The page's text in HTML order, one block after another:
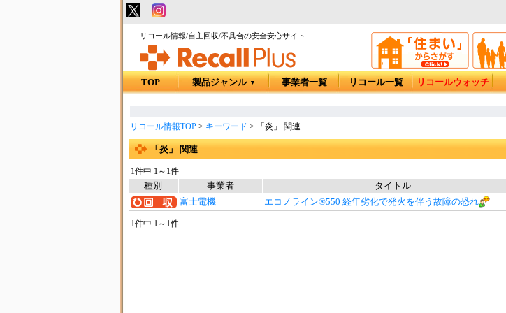
リコール情報/自主回収/不具合の安全安心サイト
TOP 製品ジャンル ▼ 事業者一覧 リコール一覧 リコールウォッチ
リコール情報TOP> キーワード > 「炎」 関連
「炎」 関連
1件中 1～1件
種別 事業者 タイトル
富士電機
エコノライン®550 経年劣化で発火を伴う故障の恐れ
1件中 1～1件